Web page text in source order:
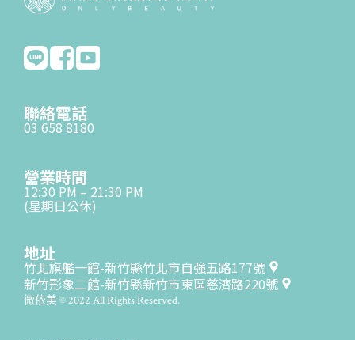
聯絡電話
03 658 8180
營業時間
12:30 PM – 21:30 PM
(星期日公休)
地址
竹北旗艦一館-新竹縣竹北市自強五路177號
新竹形象二館-新竹縣新竹市東區慈濟路220號
微依美 © 2022 All Rights Reserved.